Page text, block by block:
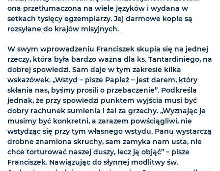
ona przetłumaczona na wiele języków i wydana w
setkach tysięcy egzemplarzy. Jej darmowe kopie są
rozsyłane do krajów misyjnych.
W swym wprowadzeniu Franciszek skupia się na jednej
rzeczy, która była bardzo ważna dla ks. Tantardiniego, na
dobrej spowiedzi. Sam daje w tym zakresie kilka
wskazówek. „Wstyd – pisze Papież – jest darem, który
skłania nas, byśmy prosili o przebaczenie”. Podkreśla
jednak, że przy spowiedzi punktem wyjścia musi być
dobry rachunek sumienia i żal za grzechy. „Wyznając je
musimy być konkretni, a zarazem powściągliwi, nie
wstydząc się przy tym własnego wstydu. Panu wystarczą
drobne znamiona skruchy, sam zamyka nam usta, nie
chce torturować naszej duszy, lecz ją objąć” – pisze
Franciszek. Nawiązując do słynnej modlitwy św.